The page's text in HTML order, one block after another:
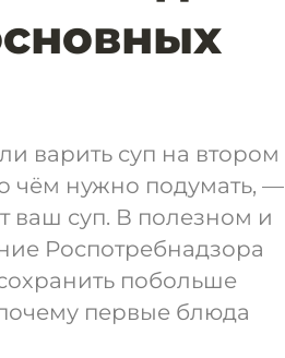
варить суп на втором
чём нужно подумать, —
ваш суп. В полезном и
Роспотребнадзора
побольше
первые блюда